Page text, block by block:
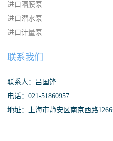
进口隔膜泵
进口潜水泵
进口计量泵
联系我们
联系人：吕国锋
电话：021-51860957
地址：上海市静安区南京西路